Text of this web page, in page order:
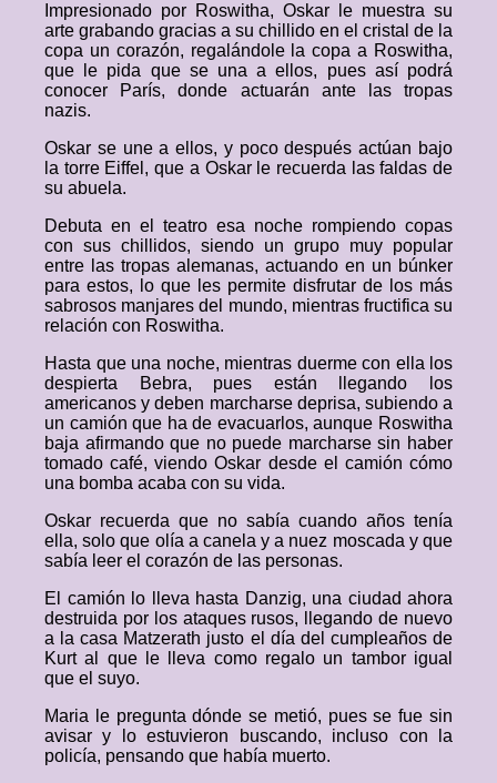
Impresionado por Roswitha, Oskar le muestra su
arte grabando gracias a su chillido en el cristal de la
copa un corazón, regalándole la copa a Roswitha,
que le pida que se una a ellos, pues así podrá
conocer París, donde actuarán ante las tropas
nazis.
Oskar se une a ellos, y poco después actúan bajo
la torre Eiffel, que a Oskar le recuerda las faldas de
su abuela.
Debuta en el teatro esa noche rompiendo copas
con sus chillidos, siendo un grupo muy popular
entre las tropas alemanas, actuando en un búnker
para estos, lo que les permite disfrutar de los más
sabrosos manjares del mundo, mientras fructifica su
relación con Roswitha.
Hasta que una noche, mientras duerme con ella los
despierta Bebra, pues están llegando los
americanos y deben marcharse deprisa, subiendo a
un camión que ha de evacuarlos, aunque Roswitha
baja afirmando que no puede marcharse sin haber
tomado café, viendo Oskar desde el camión cómo
una bomba acaba con su vida.
Oskar recuerda que no sabía cuando años tenía
ella, solo que olía a canela y a nuez moscada y que
sabía leer el corazón de las personas.
El camión lo lleva hasta Danzig, una ciudad ahora
destruida por los ataques rusos, llegando de nuevo
a la casa Matzerath justo el día del cumpleaños de
Kurt al que le lleva como regalo un tambor igual
que el suyo.
Maria le pregunta dónde se metió, pues se fue sin
avisar y lo estuvieron buscando, incluso con la
policía, pensando que había muerto.